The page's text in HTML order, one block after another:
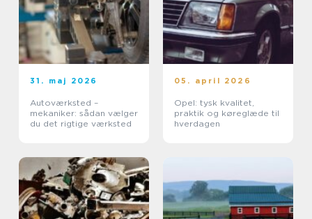
31. maj 2026
Autoværksted –
mekaniker: sådan vælger
du det rigtige værksted
05. april 2026
Opel: tysk kvalitet,
praktik og køreglæde til
hverdagen